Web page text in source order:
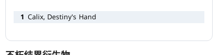
1 Calix, Destiny's Hand